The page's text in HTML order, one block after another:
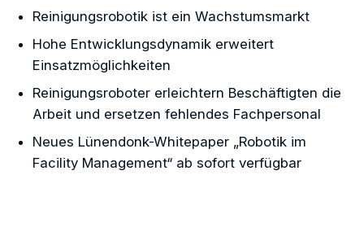
Reinigungsrobotik ist ein Wachstumsmarkt
Hohe Entwicklungsdynamik erweitert
Einsatzmöglichkeiten
Reinigungsroboter erleichtern Beschäftigten die
Arbeit und ersetzen fehlendes Fachpersonal
Neues Lünendonk-Whitepaper „Robotik im
Facility Management“ ab sofort verfügbar